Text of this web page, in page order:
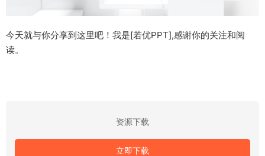
今天就与你分享到这里吧！我是[若优PPT],感谢你的关注和阅
读。
资源下载
立即下载